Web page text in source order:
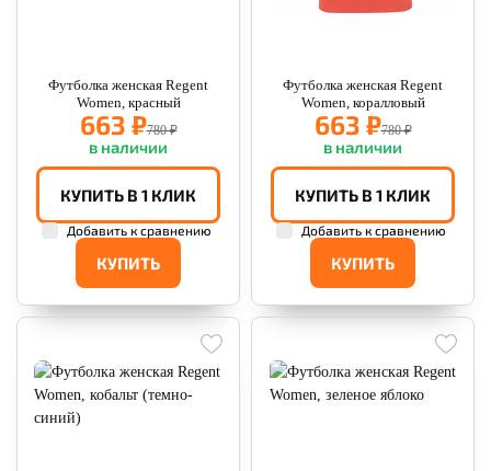
Футболка женская Regent
Women, красный
663 ₽780 ₽
в наличии
КУПИТЬ
КУПИТЬ В 1 КЛИК
Добавить к сравнению
Футболка женская Regent
Women, коралловый
663 ₽780 ₽
в наличии
КУПИТЬ
КУПИТЬ В 1 КЛИК
Добавить к сравнению